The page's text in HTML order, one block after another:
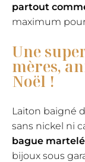
partout
maximum
Une
mères,
Noël !
Laiton baigné
sans nickel ni
bague
bijoux sous